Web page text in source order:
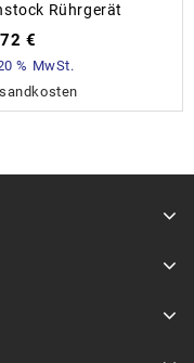
Rührgerät
€
% MwSt.